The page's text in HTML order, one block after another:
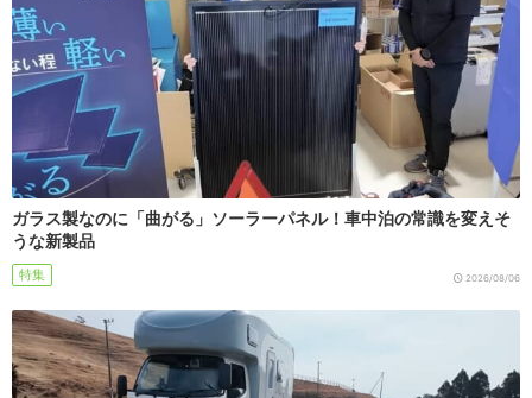
ガラス製なのに「曲がる」ソーラーパネル！車中泊の常識を変えそ
うな新製品
特集 2026/08/06